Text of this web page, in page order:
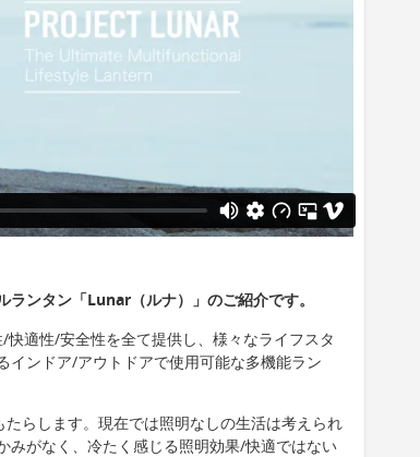
ンタン「Lunar（ルナ）」のご紹介です。
適性/安全性を全て提供し、様々なライフスタ
インドア/アウトドアで使用可能な多機能ラン
らします。現在では照明なしの生活は考えられ
みがなく、冷たく感じる照明効果/快適ではない